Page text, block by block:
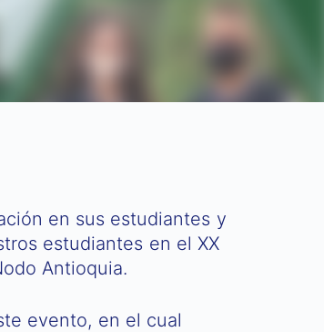
en sus estudiantes y
estudiantes en el XX
Antioquia.
evento, en el cual